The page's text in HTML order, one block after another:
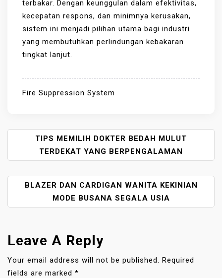
terbakar. Dengan keunggulan dalam efektivitas,
kecepatan respons, dan minimnya kerusakan,
sistem ini menjadi pilihan utama bagi industri
yang membutuhkan perlindungan kebakaran
tingkat lanjut.
Fire Suppression System
S
T
V
G
A
T
I
TIPS MEMILIH DOKTER BEDAH MULUT
TERDEKAT YANG BERPENGALAMAN
BLAZER DAN CARDIGAN WANITA KEKINIAN
MODE BUSANA SEGALA USIA
Leave A Reply
Your email address will not be published.
Required
fields are marked *